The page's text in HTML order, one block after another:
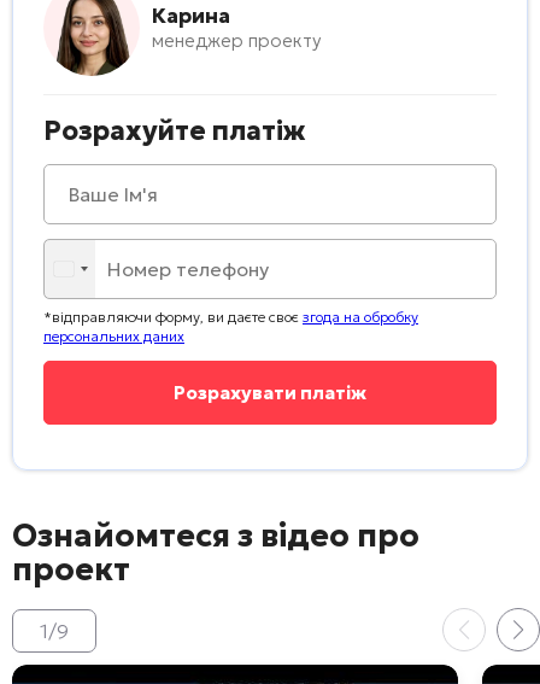
Карина
менеджер проекту
Розрахуйте платіж
*відправляючи форму, ви даєте своє згода на обробку
персональних даних
Ознайомтеся з відео про
проект
1/9